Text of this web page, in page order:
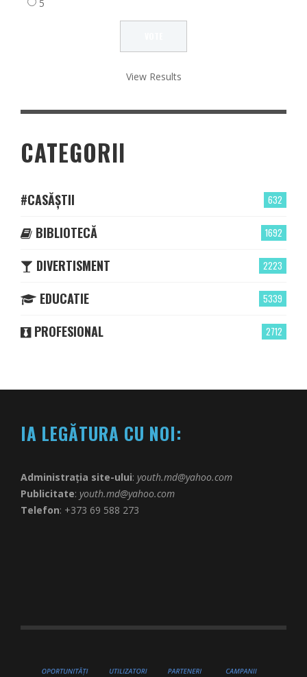
5
View Results
CATEGORII
632
#CASĂȘTII
1692
BIBLIOTECĂ
2223
DIVERTISMENT
5339
EDUCATIE
2712
PROFESIONAL
IA LEGĂTURA CU NOI:
Administrația site-ului: youth.md@yahoo.com
Publicitate: youth.md@yahoo.com
Telefon: +373 69 588 273